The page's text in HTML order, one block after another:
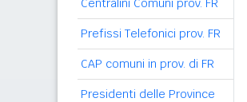
Centralini Comuni prov. FR
Prefissi Telefonici prov. FR
CAP comuni in prov. di FR
Presidenti delle Province